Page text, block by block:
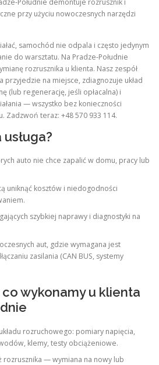
demontuje rozrusznik i
przy użyciu nowoczesnych narzędzi
samochód nie odpala i często jedynym
do warsztatu. Na Pradze‑Południe
rozrusznika u klienta. Nasz zespół
przyjedzie na miejsce, zdiagnozuje układ
(lub regenerację, jeśli opłacalna) i
— wszystko bez konieczności
Zadzwoń teraz: +48 570 933 114.
auto nie chce zapalić w domu, pracy lub
uniknąć kosztów i niedogodności
szybkiej naprawy i diagnostyki na
aut, gdzie wymagana jest
zasilania (CAN BUS, systemy
wykonamy u klienta
rozruchowego: pomiary napięcia,
klemy, testy obciążeniowe.
rozrusznika — wymiana na nowy lub